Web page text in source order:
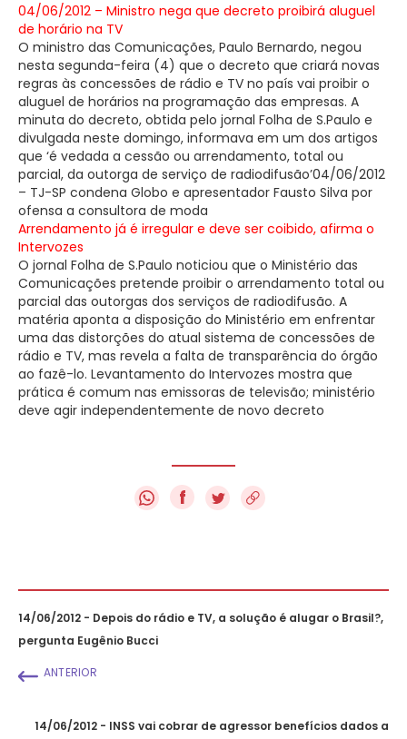
04/06/2012 – Ministro nega que decreto proibirá aluguel
de horário na TV
O ministro das Comunicações, Paulo Bernardo, negou
nesta segunda-feira (4) que o decreto que criará novas
regras às concessões de rádio e TV no país vai proibir o
aluguel de horários na programação das empresas. A
minuta do decreto, obtida pelo jornal Folha de S.Paulo e
divulgada neste domingo, informava em um dos artigos
que ‘é vedada a cessão ou arrendamento, total ou
parcial, da outorga de serviço de radiodifusão’04/06/2012
– TJ-SP condena Globo e apresentador Fausto Silva por
ofensa a consultora de moda
Arrendamento já é irregular e deve ser coibido, afirma o
Intervozes
O jornal Folha de S.Paulo noticiou que o Ministério das
Comunicações pretende proibir o arrendamento total ou
parcial das outorgas dos serviços de radiodifusão. A
matéria aponta a disposição do Ministério em enfrentar
uma das distorções do atual sistema de concessões de
rádio e TV, mas revela a falta de transparência do órgão
ao fazê-lo. Levantamento do Intervozes mostra que
prática é comum nas emissoras de televisão; ministério
deve agir independentemente de novo decreto
f
14/06/2012 - Depois do rádio e TV, a solução é alugar o Brasil?,
pergunta Eugênio Bucci
ANTERIOR
14/06/2012 - INSS vai cobrar de agressor benefícios dados a